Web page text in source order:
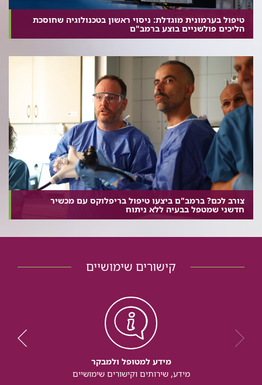
טיפול בערמונית מוגדלת: ניסוי ראשון בטכנולוגיה שחוסכת
הליכים פולשניים בוצע ברמב"ם
צורב לכם? ברמב"ם ביצעו טיפול בריפלוקס עם מכשיר
חדשני שמטפל בבעיה ללא ניתוח
קישורים שימושיים
מידע למטופל ולמבקר
מידע, שירותים וקישורים שימושיים